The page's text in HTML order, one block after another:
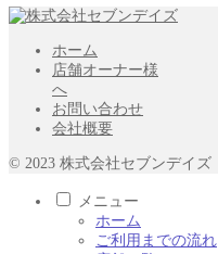
ホーム
店舗オーナー様
へ
お問い合わせ
会社概要
© 2023 株式会社セブンデイズ
メニュー
ホーム
ご利用までの流れ